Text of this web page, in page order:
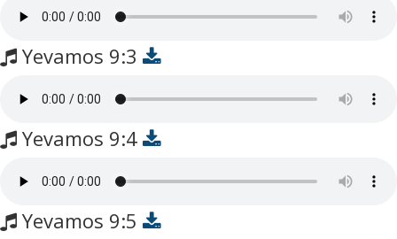
Yevamos 9:3
Yevamos 9:4
Yevamos 9:5